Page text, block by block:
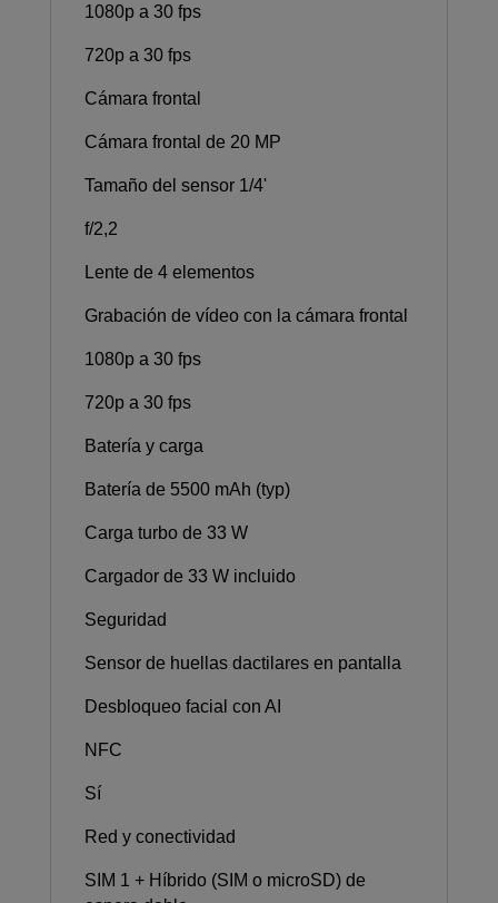
1080p a 30 fps
720p a 30 fps
Cámara frontal
Cámara frontal de 20 MP
Tamaño del sensor 1/4'
f/2,2
Lente de 4 elementos
Grabación de vídeo con la cámara frontal
1080p a 30 fps
720p a 30 fps
Batería y carga
Batería de 5500 mAh (typ)
Carga turbo de 33 W
Cargador de 33 W incluido
Seguridad
Sensor de huellas dactilares en pantalla
Desbloqueo facial con AI
NFC
Sí
Red y conectividad
SIM 1 + Híbrido (SIM o microSD) de